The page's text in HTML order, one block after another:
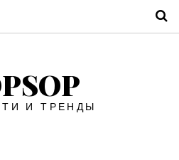
И ТРЕНДЫ